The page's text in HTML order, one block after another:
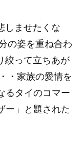
しませたくな
の姿を重ね合わ
絞って立ちあが
・家族の愛情を
るタイのコマー
ー」と題された